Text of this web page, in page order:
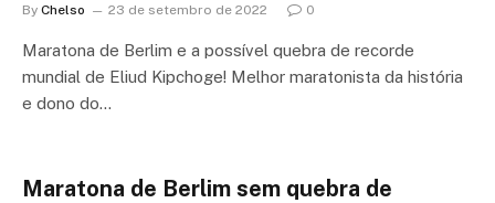
By Chelso 23 de setembro de 2022 0
Maratona de Berlim e a possível quebra de recorde
mundial de Eliud Kipchoge! Melhor maratonista da história
e dono do…
Maratona de Berlim sem quebra de